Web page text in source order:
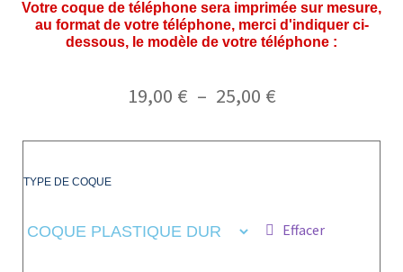
Votre coque de téléphone sera imprimée sur mesure,
au format de votre téléphone, merci d'indiquer ci-
dessous, le modèle de votre téléphone :
19,00 € – 25,00 €
TYPE DE COQUE
Effacer